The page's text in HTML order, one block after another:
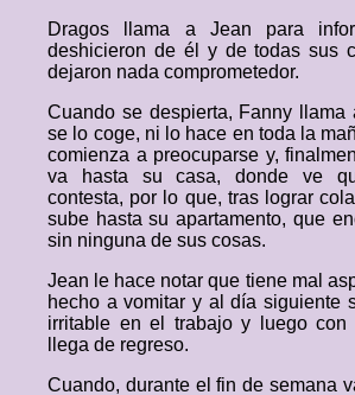
Dragos llama a Jean para
deshicieron de él y de todas sus
dejaron nada comprometedor.
Cuando se despierta, Fanny llama
se lo coge, ni lo hace en toda la
comienza a preocuparse y,
va hasta su casa, donde ve
contesta, por lo que, tras lograr
sube hasta su apartamento, que
sin ninguna de sus cosas.
Jean le hace notar que tiene mal
hecho a vomitar y al día siguiente
irritable en el trabajo y luego con
llega de regreso.
Cuando, durante el fin de semana